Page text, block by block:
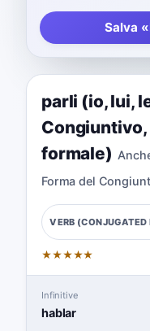
Salva
parli (io, lui,
Congiuntivo,
formale)
Forma del
VERB (CONJUGATED
★★★★★
Infinitive
hablar